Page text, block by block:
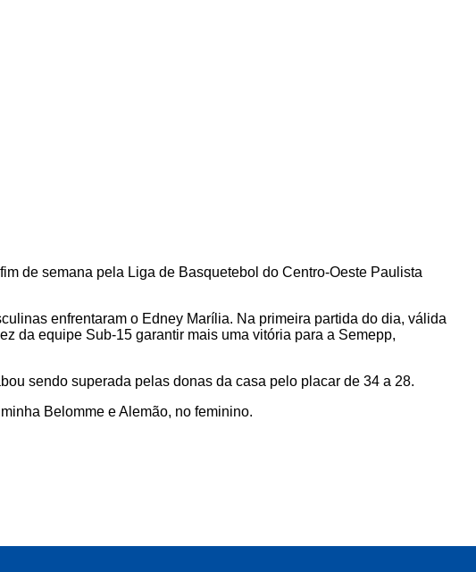
de semana pela Liga de Basquetebol do Centro-Oeste Paulista
enfrentaram o Edney Marília. Na primeira partida do dia, válida
da equipe Sub-15 garantir mais uma vitória para a Semepp,
sendo superada pelas donas da casa pelo placar de 34 a 28.
Belomme e Alemão, no feminino.